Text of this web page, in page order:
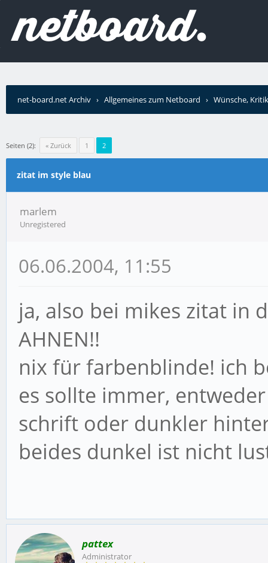
net-board.net Archiv › Allgemeines zum Netboard › Wünsche,
Seiten (2): « Zurück 1 2
zitat im style blau
marlem
Unregistered
06.06.2004, 11:55
ja, also bei mikes zitat in
AHNEN!!
nix für farbenblinde! ich
es sollte immer,
schrift oder dunkler
beides dunkel ist nicht
pattex
Administrator